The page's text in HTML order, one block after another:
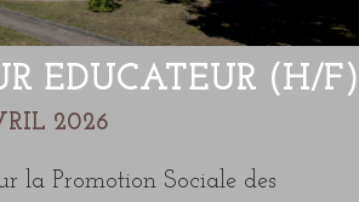
EDUCATEUR (H/F)
2026
la Promotion Sociale des